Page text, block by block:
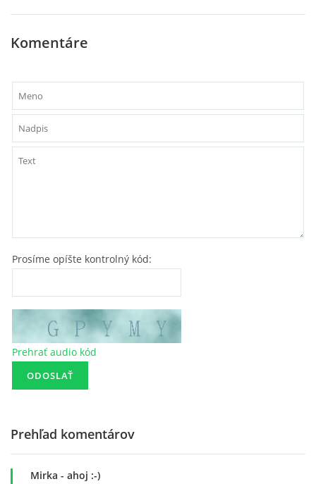
Komentáre
Prosíme opíšte kontrolný kód:
Prehrať audio kód
Prehľad komentárov
Mirka - ahoj :-)